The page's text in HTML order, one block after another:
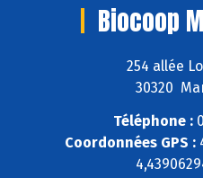
Biocoop
254 allée
30320
Téléphone :
Coordonnées GPS :